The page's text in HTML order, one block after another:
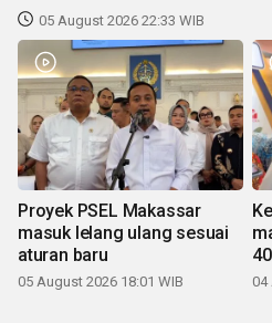
05 August 2026 22:33 WIB
Proyek PSEL Makassar
masuk lelang ulang sesuai
aturan baru
05 August 2026 18:01 WIB 04